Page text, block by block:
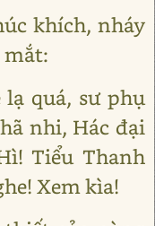
khích, nháy
lạ quá, sư phụ
nhi, Hác đại
Tiểu Thanh
Xem kìa!